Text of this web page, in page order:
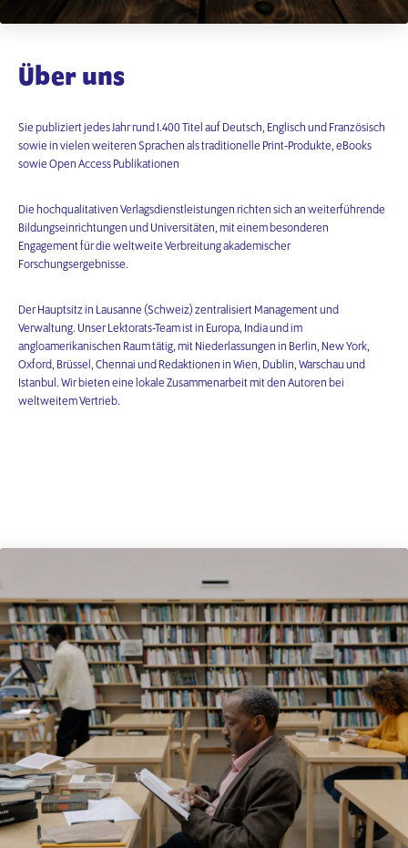
Über uns
Sie publiziert jedes Jahr rund 1.400 Titel auf Deutsch, Englisch und Französisch
sowie in vielen weiteren Sprachen als traditionelle Print-Produkte, eBooks
sowie Open Access Publikationen
Die hochqualitativen Verlagsdienstleistungen richten sich an weiterführende
Bildungseinrichtungen und Universitäten, mit einem besonderen
Engagement für die weltweite Verbreitung akademischer
Forschungsergebnisse.
Der Hauptsitz in Lausanne (Schweiz) zentralisiert Management und
Verwaltung. Unser Lektorats-Team ist in Europa, India und im
angloamerikanischen Raum tätig, mit Niederlassungen in Berlin, New York,
Oxford, Brüssel, Chennai und Redaktionen in Wien, Dublin, Warschau und
Istanbul. Wir bieten eine lokale Zusammenarbeit mit den Autoren bei
weltweitem Vertrieb.